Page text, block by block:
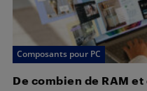
Composants pour PC
De combien de RAM